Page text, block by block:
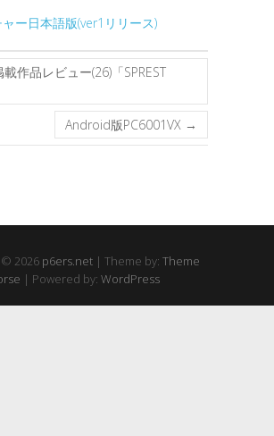
ー日本語版(ver1リリース)
作品レビュー(26)「SPREST
Android版PC6001VX →
2026 p6ers.net | Theme by: Theme
| Powered by: WordPress